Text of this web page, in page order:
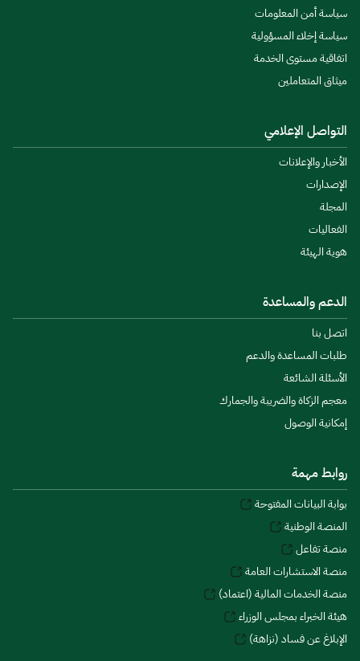
سياسة أمن المعلومات
سياسة إخلاء المسؤولية
اتفاقية مستوى الخدمة
ميثاق المتعاملين
التواصل الإعلامي
الأخبار والإعلانات
الإصدارات
المجلة
الفعاليات
هوية الهيئة
الدعم والمساعدة
اتصل بنا
طلبات المساعدة والدعم
الأسئلة الشائعة
معجم الزكاة والضريبة والجمارك
إمكانية الوصول
روابط مهمة
بوابة البيانات المفتوحة
المنصة الوطنية
منصة تفاعل
منصة الاستشارات العامة
منصة الخدمات المالية (اعتماد)
هيئة الخبراء بمجلس الوزراء
الإبلاغ عن فساد (نزاهة)